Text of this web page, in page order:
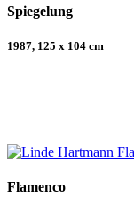
Spiegelung
1987, 125 x 104 cm
Flamenco